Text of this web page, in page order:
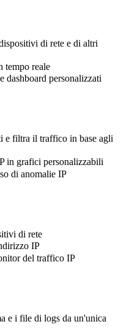
di rete e di altri
tempo reale
dashboard personalizzati
e filtra il traffico in base agli
in grafici personalizzabili
di anomalie IP
di rete
IP
del traffico IP
e i file di logs da un'unica